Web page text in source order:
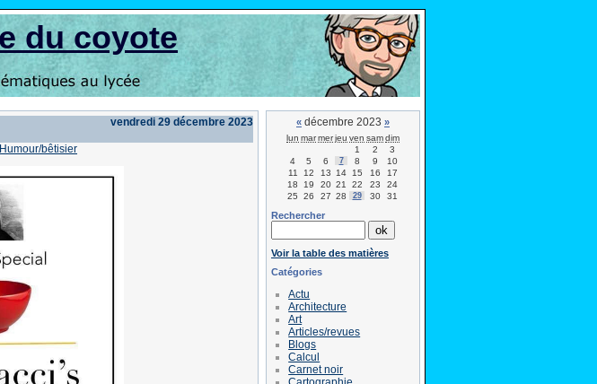
du coyote
vendredi 29 décembre 2023
Humour/bêtisier
« décembre 2023 »
lun marmerjeu ven samdim
1
2
3
4
5 6 7 8 9
10
11
12 13 14 15 16
17
18
19 20 21 22 23
24
25
26 27 28 29 30 31
Rechercher
Voir la table des matières
Catégories
Actu
Architecture
Art
Articles/revues
Blogs
Calcul
Carnet noir